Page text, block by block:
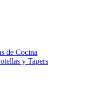
de Cocina
y Tapers